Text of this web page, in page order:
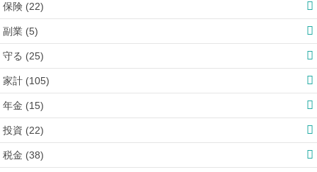
保険 (22)
副業 (5)
守る (25)
家計 (105)
年金 (15)
投資 (22)
税金 (38)